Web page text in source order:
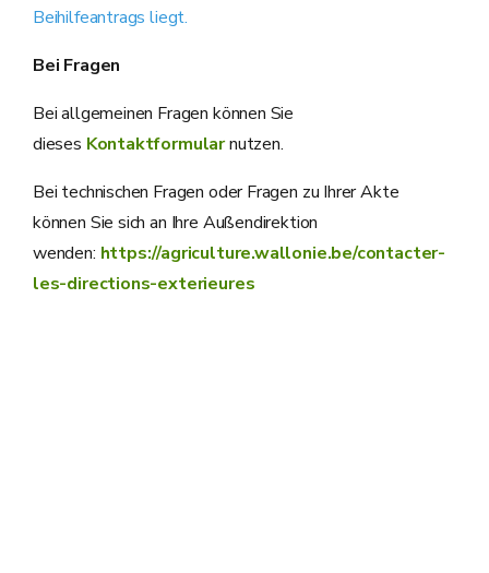
Beihilfeantrags liegt.
Bei Fragen
Bei allgemeinen Fragen können Sie
dieses Kontaktformularnutzen.
Bei technischen Fragen oder Fragen zu Ihrer Akte
können Sie sich an Ihre Außendirektion
wenden: https://agriculture.wallonie.be/contacter-
les-directions-exterieures